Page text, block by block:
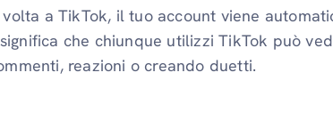
a TikTok, il tuo account viene
che chiunque utilizzi TikTok può
reazioni o creando duetti.